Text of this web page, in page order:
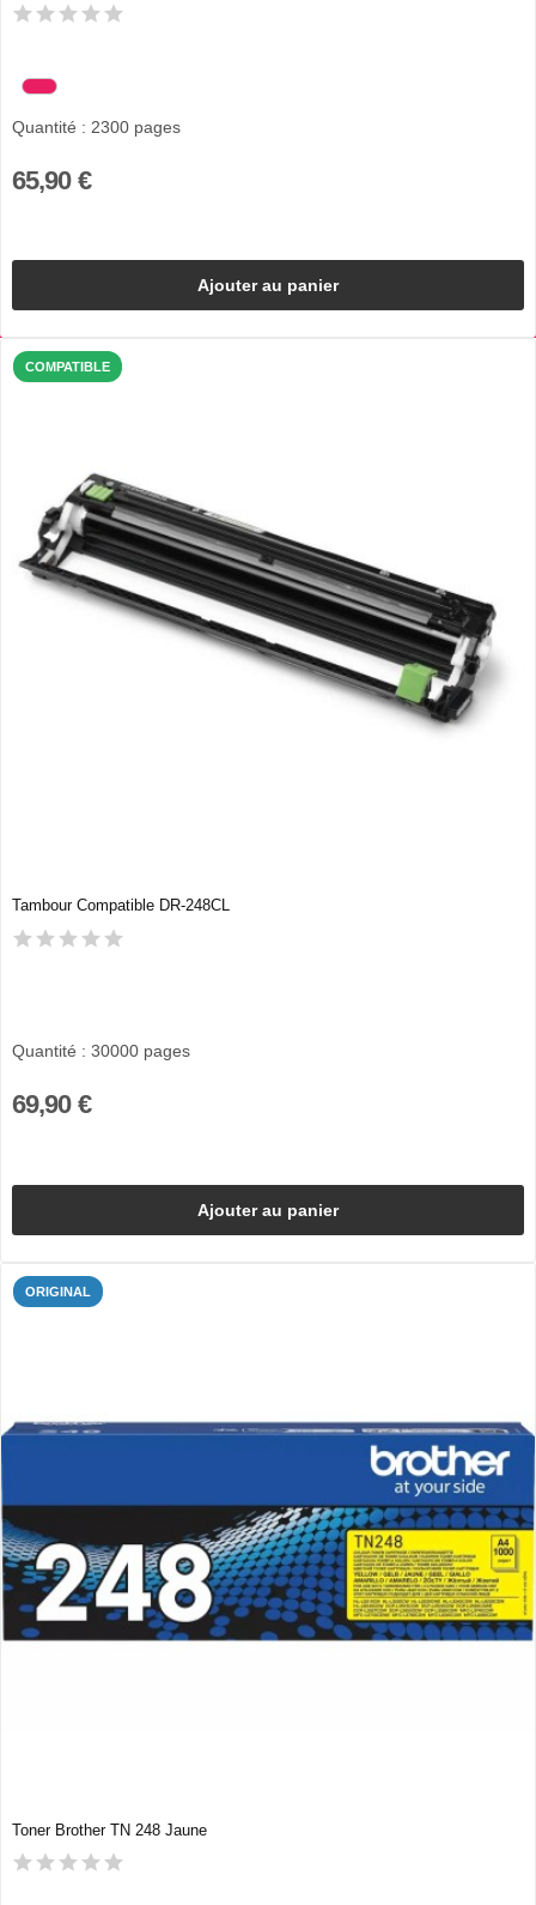
Quantité : 2300 pages
65,90 €
Ajouter au panier
COMPATIBLE
Tambour Compatible DR-248CL
Quantité : 30000 pages
69,90 €
Ajouter au panier
ORIGINAL
Toner Brother TN 248 Jaune